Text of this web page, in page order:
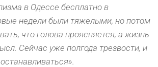
в Одессе бесплатно в
недели были тяжелыми, но потом
что голова проясняется, а жизнь
Сейчас уже полгода трезвости, и